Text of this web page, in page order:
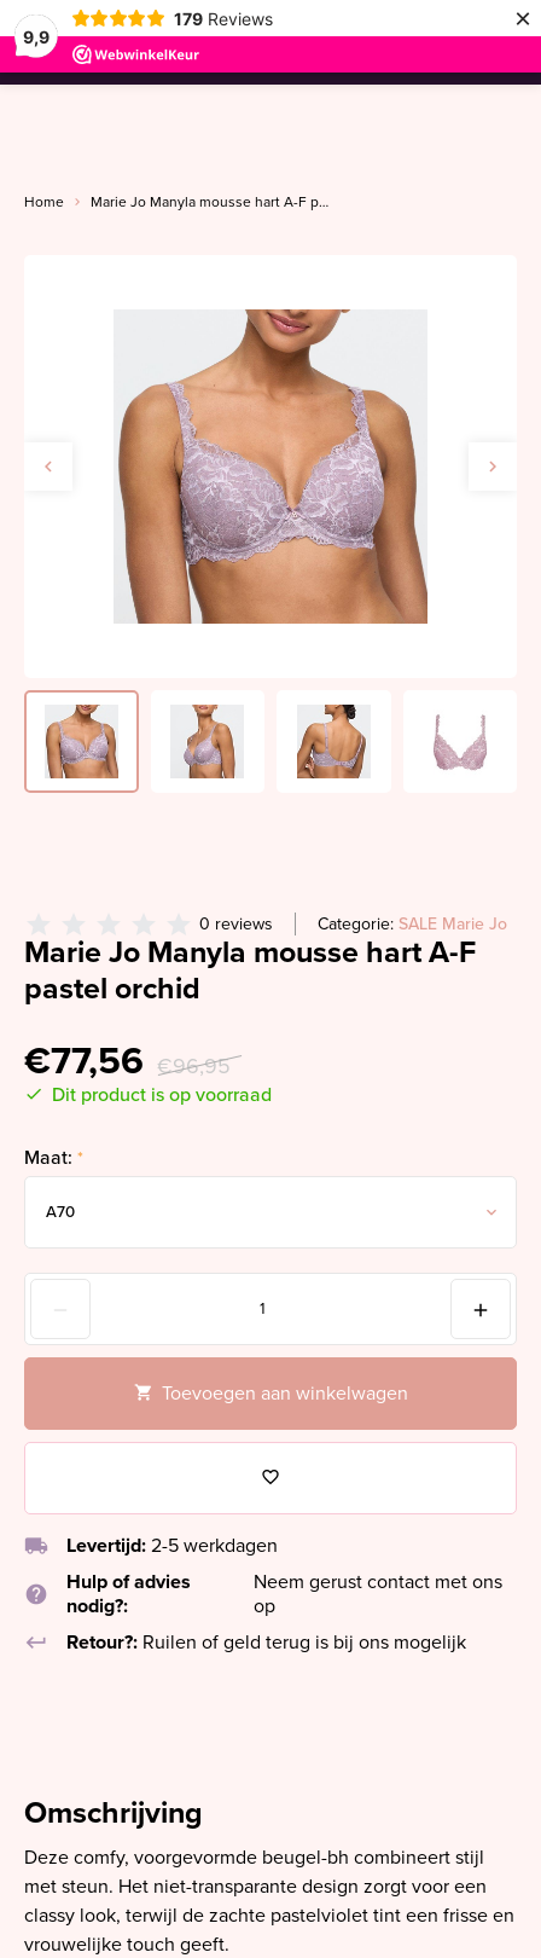
9,9
179 Reviews ×
menu
Home Marie Jo Manyla mousse hart A-F pastel orchid
0 reviews Categorie: SALE Marie Jo
Marie Jo Manyla mousse hart A-F
pastel orchid
€77,56 €96,95
Dit product is op voorraad
Maat: *
Toevoegen aan winkelwagen
local_shipping Levertijd: 2-5 werkdagen
help
Hulp of advies
nodig?:
Neem gerust contact met ons
op
keyboard_return
Retour?: Ruilen of geld terug is bij ons mogelijk
Omschrijving
Deze comfy, voorgevormde beugel-bh combineert stijl
met steun. Het niet-transparante design zorgt voor een
classy look, terwijl de zachte pastelviolet tint een frisse en
vrouwelijke touch geeft.